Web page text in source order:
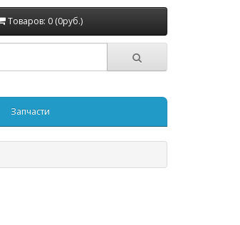
Товаров: 0 (0руб.)
Запчасти